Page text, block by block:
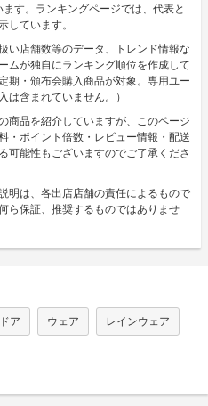
す。ランキングページでは、代表と
しています。
い店舗数等のデータ、トレンド情報な
ムが独自にランキング順位を作成して
期・頒布会購入商品が対象。専用ユー
は含まれていません。）
商品を紹介していますが、このページ
・ポイント倍数・レビュー情報・配送
可能性もございますのでご了承くださ
明は、各出店店舗の責任によるもので
ら保証、推奨するものではありませ
ア ウェア レインウェア